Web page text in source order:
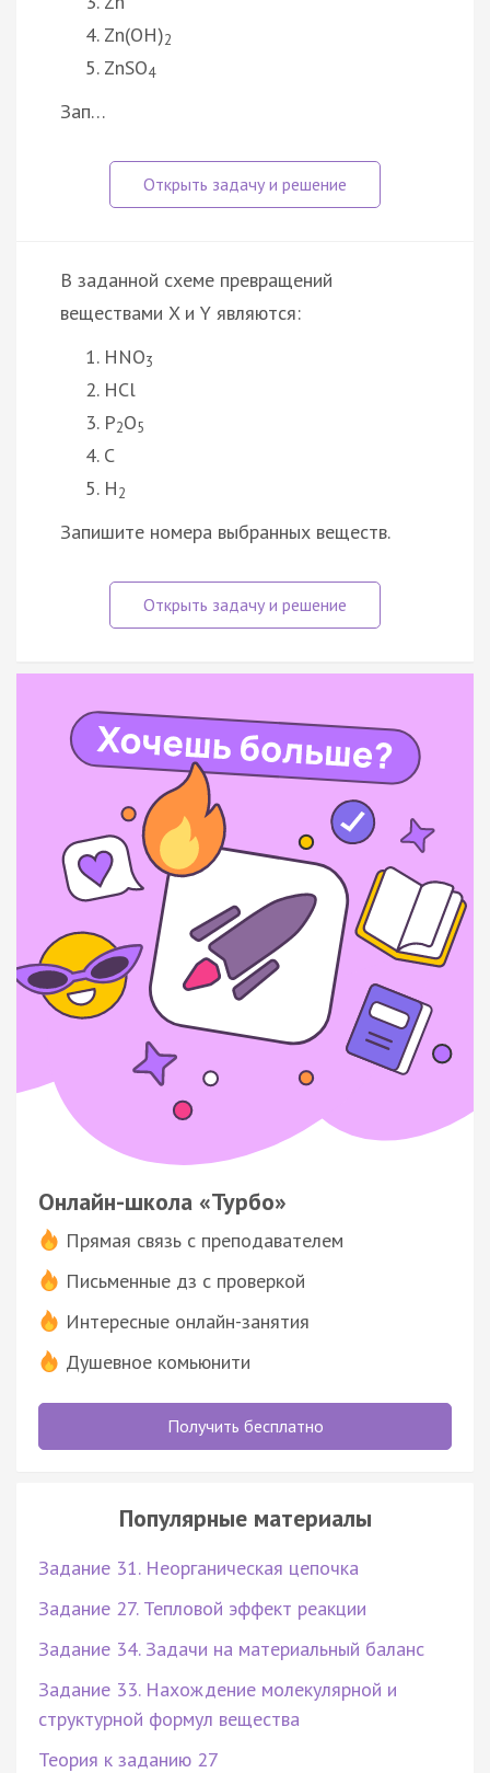
Zn(OH)2
ZnSO4
Зап…
В заданной схеме превращений
веществами X и Y являются:
HNO3
HCl
P2O5
C
H2
Запишите номера выбранных веществ.
Онлайн-школа «Турбо»
Прямая связь с преподавателем
Письменные дз с проверкой
Интересные онлайн-занятия
Душевное комьюнити
Получить бесплатно
Популярные материалы
Задание 31. Неорганическая цепочка
Задание 27. Тепловой эффект реакции
Задание 34. Задачи на материальный баланс
Задание 33. Нахождение молекулярной и
структурной формул вещества
Теория к заданию 27